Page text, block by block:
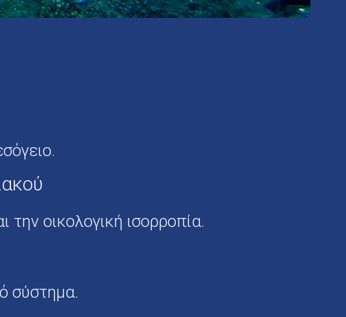
οικολογική ισορροπία.
σύστημα.